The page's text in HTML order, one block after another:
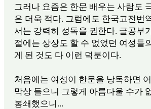
그러나 요즘은 한문 배우는 사람도
은 더욱 적다. 그럼에도 한국고전번
서는 강력히 성독을 권한다. 글공부
절에는 상상도 할 수 없었던 여성들
게 된 것도 다 이런 덕분이다.
처음에는 여성이 한문을 낭독하면
막상 들으니 그렇게 아름다울 수가
봉쇄했으니...